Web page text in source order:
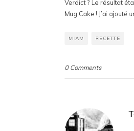
Verdict ? Le résultat
Mug Cake ! J’ai
MIAM RECETTE
0 Comments